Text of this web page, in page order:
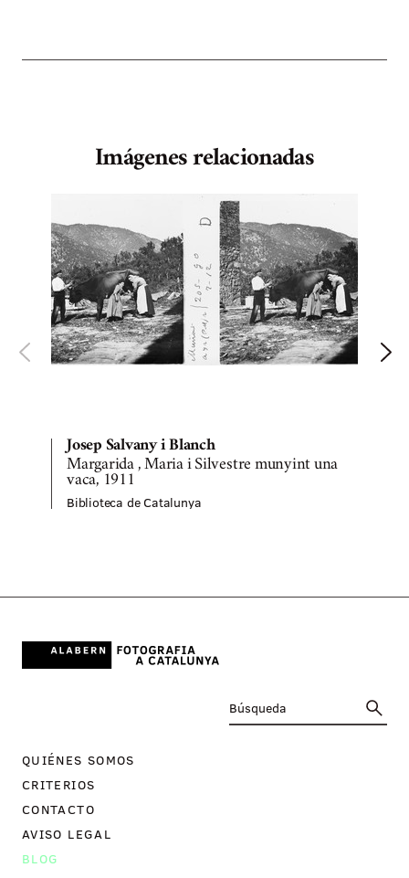
Imágenes relacionadas
Josep Salvany i Blanch
Margarida , Maria i Silvestre munyint una
vaca, 1911
Biblioteca de Catalunya
QUIÉNES SOMOS
CRITERIOS
CONTACTO
AVISO LEGAL
BLOG